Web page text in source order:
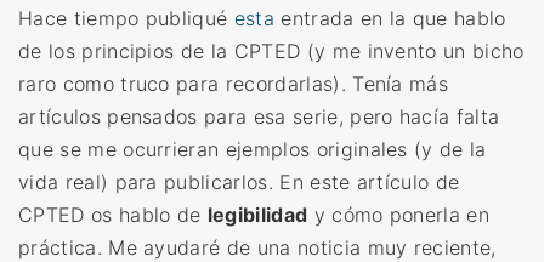
Hace tiempo publiqué esta entrada en la que hablo
de los principios de la CPTED (y me invento un bicho
raro como truco para recordarlas). Tenía más
artículos pensados para esa serie, pero hacía falta
que se me ocurrieran ejemplos originales (y de la
vida real) para publicarlos. En este artículo de
CPTED os hablo de legibilidad y cómo ponerla en
práctica. Me ayudaré de una noticia muy reciente,